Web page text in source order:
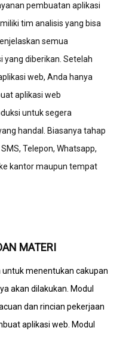
pembuatan aplikasi
tim analisis yang bisa
semua
yang diberikan. Setelah
web, Anda hanya
aplikasi web
untuk segera
handal. Biasanya tahap
Telepon, Whatsapp,
kantor maupun tempat
MATERI
untuk menentukan cakupan
akan dilakukan. Modul
dan rincian pekerjaan
aplikasi web. Modul